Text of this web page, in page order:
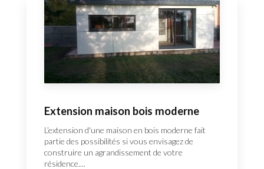
Extension maison bois moderne
L’extension d'une maison en bois moderne fait
partie des possibilités si vous envisagez de
construire un agrandissement de votre
résidence....